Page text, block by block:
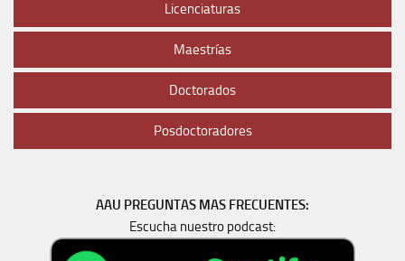
Licenciaturas
Maestrías
Doctorados
Posdoctoradores
AAU PREGUNTAS MAS FRECUENTES:
Escucha nuestro podcast: